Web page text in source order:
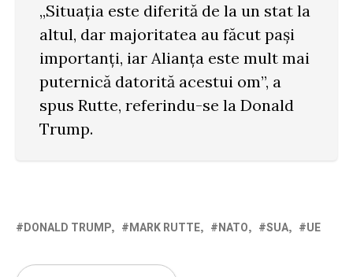
„Situația este diferită de la un stat la
altul, dar majoritatea au făcut pași
importanți, iar Alianța este mult mai
puternică datorită acestui om”, a
spus Rutte, referindu-se la Donald
Trump.
DONALD TRUMP MARK RUTTE NATO SUA UE